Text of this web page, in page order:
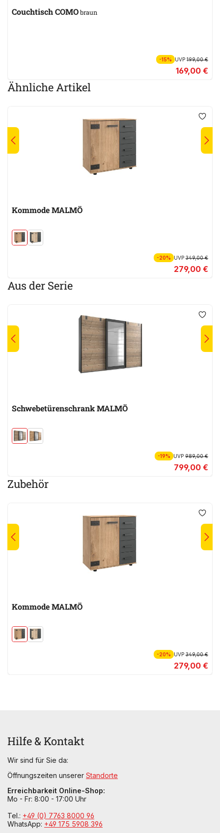
Couchtisch COMObraun
-15% UVP199,00 €
169,00 €
Ähnliche Artikel
Kommode MALMÖ
-20% UVP349,00 €
279,00 €
Aus der Serie
Schwebetürenschrank MALMÖ
-19% UVP989,00 €
799,00 €
Zubehör
Kommode MALMÖ
-20% UVP349,00 €
279,00 €
Hilfe & Kontakt
Wir sind für Sie da:
Öffnungszeiten unserer Standorte
Erreichbarkeit Online-Shop:
Mo - Fr: 8:00 - 17:00 Uhr
Tel.: +49 (0) 7763 8000 96
WhatsApp: +49 175 5908 396